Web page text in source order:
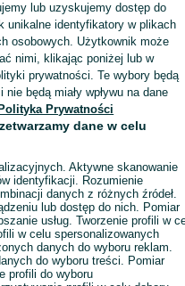
Wyświetlenia:
lub uzyskujemy dostęp do
unikalne identyfikatory w plikach
osobowych. Użytkownik może
nimi, klikając poniżej lub w
prywatności. Te wybory będą
będą miały wpływu na dane
Polityka Prywatności
dane w celu
Aktywne skanowanie
identyfikacji. Rozumienie
danych z różnych źródeł.
lub dostęp do nich. Pomiar
usług. Tworzenie profili w
w celu spersonalizowanych
danych do wyboru reklam.
do wyboru treści. Pomiar
profili do wyboru